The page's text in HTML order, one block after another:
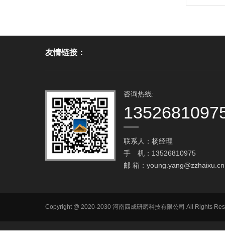
友情链接：
咨询热线:
联系人：杨经理
手 机：13526810975
邮 箱： young.yang@zzhaixu.cn
Copyright @ 2020-2030 河南四成研磨科技有限公司 All Rights